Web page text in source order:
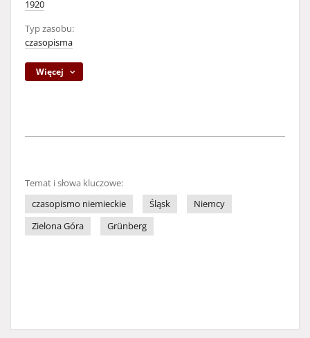
1920
Typ zasobu:
czasopisma
Więcej
Temat i słowa kluczowe:
czasopismo niemieckie
Śląsk
Niemcy
Zielona Góra
Grünberg